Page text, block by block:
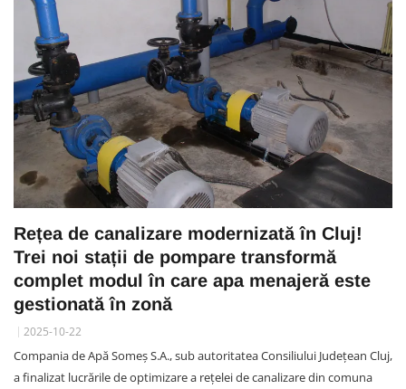
Rețea de canalizare modernizată în Cluj!
Trei noi stații de pompare transformă
complet modul în care apa menajeră este
gestionată în zonă
2025-10-22
Compania de Apă Someș S.A., sub autoritatea Consiliului Județean Cluj,
a finalizat lucrările de optimizare a rețelei de canalizare din comuna